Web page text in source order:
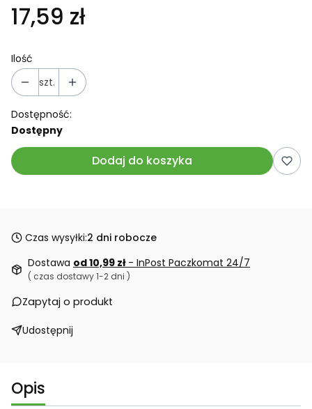
17,59 zł
Ilość
szt.
Dostępność:
Dostępny
Dodaj do koszyka
Czas wysyłki:2 dni robocze
Dostawa od 10,99 zł - InPost Paczkomat 24/7
( czas dostawy 1-2 dni )
Zapytaj o produkt
Udostępnij
Opis